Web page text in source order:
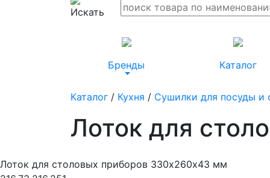
Бренды Каталог
Каталог / Кухня / Сушилки для посуды и
Лоток для
Лоток для столовых приборов 330х260х43 мм